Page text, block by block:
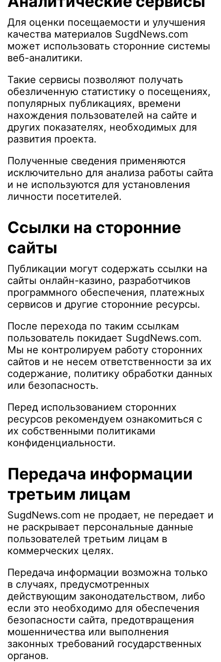
Для оценки посещаемости и улучшения
качества материалов SugdNews.com
может использовать сторонние системы
веб-аналитики.
Такие сервисы позволяют получать
обезличенную статистику о посещениях,
популярных публикациях, времени
нахождения пользователей на сайте и
других показателях, необходимых для
развития проекта.
Полученные сведения применяются
исключительно для анализа работы сайта
и не используются для установления
личности посетителей.
Ссылки на сторонние
сайты
Публикации могут содержать ссылки на
сайты онлайн-казино, разработчиков
программного обеспечения, платежных
сервисов и другие сторонние ресурсы.
После перехода по таким ссылкам
пользователь покидает SugdNews.com.
Мы не контролируем работу сторонних
сайтов и не несем ответственности за их
содержание, политику обработки данных
или безопасность.
Перед использованием сторонних
ресурсов рекомендуем ознакомиться с
их собственными политиками
конфиденциальности.
Передача информации
третьим лицам
SugdNews.com не продает, не передает и
не раскрывает персональные данные
пользователей третьим лицам в
коммерческих целях.
Передача информации возможна только
в случаях, предусмотренных
действующим законодательством, либо
если это необходимо для обеспечения
безопасности сайта, предотвращения
мошенничества или выполнения
законных требований государственных
органов.